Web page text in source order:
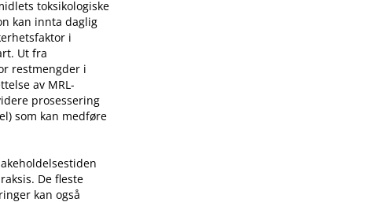
toksikologiske
kan innta daglig
i
Ut fra
restmengder i
av MRL-
prosessering
som kan medføre
De fleste
kan også